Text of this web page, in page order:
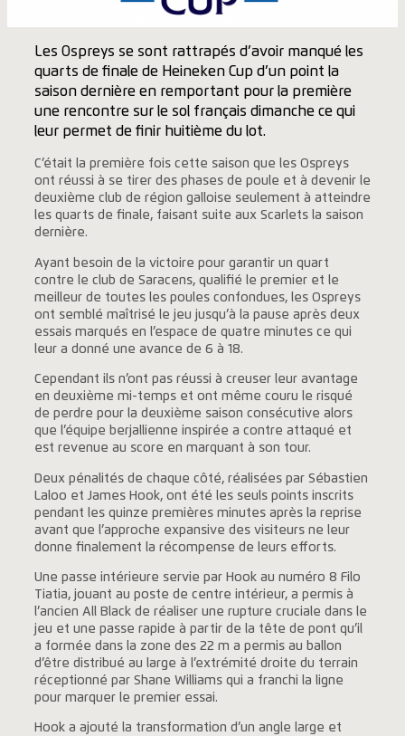
Les Ospreys se sont rattrapés d’avoir manqué les
quarts de finale de Heineken Cup d’un point la
saison dernière en remportant pour la première
une rencontre sur le sol français dimanche ce qui
leur permet de finir huitième du lot.
C’était la première fois cette saison que les Ospreys
ont réussi à se tirer des phases de poule et à devenir le
deuxième club de région galloise seulement à atteindre
les quarts de finale, faisant suite aux Scarlets la saison
dernière.
Ayant besoin de la victoire pour garantir un quart
contre le club de Saracens, qualifié le premier et le
meilleur de toutes les poules confondues, les Ospreys
ont semblé maîtrisé le jeu jusqu’à la pause après deux
essais marqués en l’espace de quatre minutes ce qui
leur a donné une avance de 6 à 18.
Cependant ils n’ont pas réussi à creuser leur avantage
en deuxième mi-temps et ont même couru le risqué
de perdre pour la deuxième saison consécutive alors
que l’équipe berjallienne inspirée a contre attaqué et
est revenue au score en marquant à son tour.
Deux pénalités de chaque côté, réalisées par Sébastien
Laloo et James Hook, ont été les seuls points inscrits
pendant les quinze premières minutes après la reprise
avant que l’approche expansive des visiteurs ne leur
donne finalement la récompense de leurs efforts.
Une passe intérieure servie par Hook au numéro 8 Filo
Tiatia, jouant au poste de centre intérieur, a permis à
l’ancien All Black de réaliser une rupture cruciale dans le
jeu et une passe rapide à partir de la tête de pont qu’il
a formée dans la zone des 22 m a permis au ballon
d’être distribué au large à l’extrémité droite du terrain
réceptionné par Shane Williams qui a franchi la ligne
pour marquer le premier essai.
Hook a ajouté la transformation d’un angle large et